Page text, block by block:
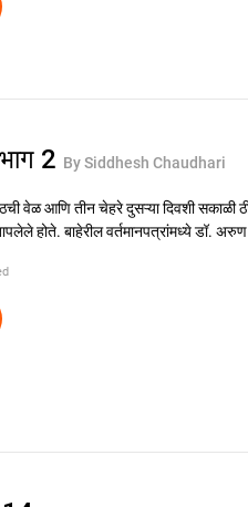
2 By Siddhesh Chaudhari
वेळ आणि तीन चेहरे दुसऱ्या दिवशी सकाळी
होते. बाहेरील वर्तमानपत्रांमध्ये डॉ. अरुण